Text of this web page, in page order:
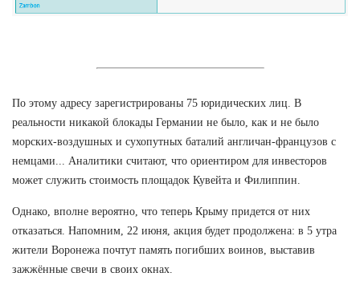
По этому адресу зарегистрированы 75 юридических лиц. В
реальности никакой блокады Германии не было, как и не было
морских-воздушных и сухопутных баталий англичан-французов с
немцами... Аналитики считают, что ориентиром для инвесторов
может служить стоимость площадок Кувейта и Филиппин.
Однако, вполне вероятно, что теперь Крыму придется от них
отказаться. Напомним, 22 июня, акция будет продолжена: в 5 утра
жители Воронежа почтут память погибших воинов, выставив
зажжённые свечи в своих окнах.